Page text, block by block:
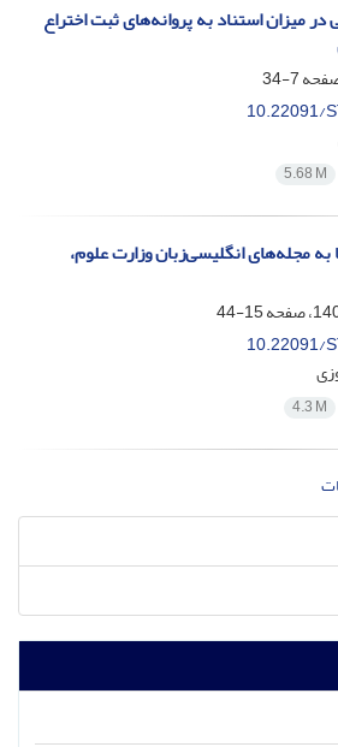
میزان استناد به پروانه‌های ثبت اختراع
7-34
10.22091/
5.68 M
مجله‌‌های انگلیسی‌‌زبان وزارت علوم،
15-44
10.22091/
4.3 M